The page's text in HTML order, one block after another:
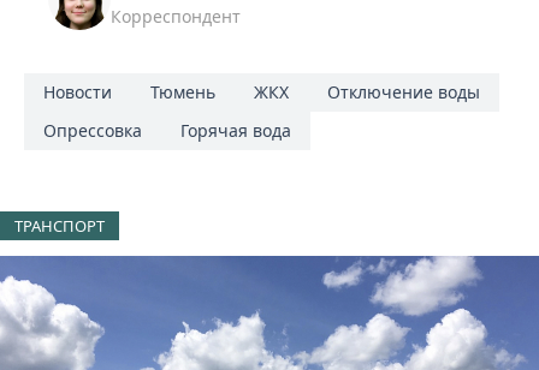
Корреспондент
Новости Тюмень ЖКХ
Отключение воды
Опрессовка
Горячая вода
ТРАНСПОРТ